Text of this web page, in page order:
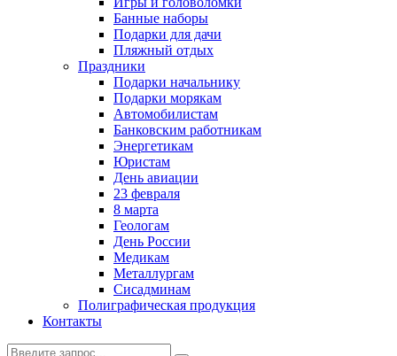
Банные наборы
Подарки для дачи
Пляжный отдых
Праздники
Подарки начальнику
Подарки морякам
Автомобилистам
Банковским работникам
Энергетикам
Юристам
День авиации
23 февраля
8 марта
Геологам
День России
Медикам
Металлургам
Сисадминам
Полиграфическая продукция
Контакты